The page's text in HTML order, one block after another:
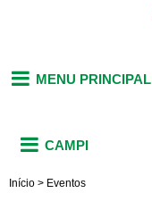
MENU PRINCIPAL
CAMPI
Início > Eventos